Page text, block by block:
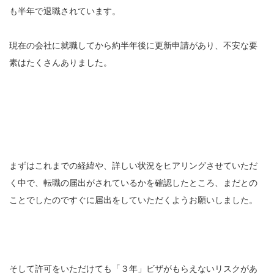
も半年で退職されています。
現在の会社に就職してから約半年後に更新申請があり、不安な要
素はたくさんありました。
まずはこれまでの経緯や、詳しい状況をヒアリングさせていただ
く中で、転職の届出がされているかを確認したところ、まだとの
ことでしたのですぐに届出をしていただくようお願いしました。
そして許可をいただけても「３年」ビザがもらえないリスクがあ